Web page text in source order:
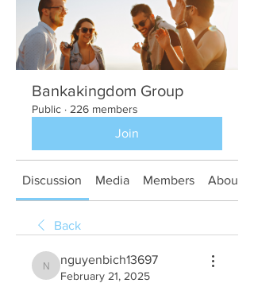
Bankakingdom Group
Public · 226 members
Join
Discussion Media Members About
Back
nguyenbich13697
nguyenbich13697
February 21, 2025